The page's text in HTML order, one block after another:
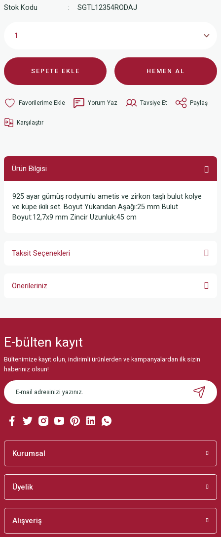
Stok Kodu
SGTL12354RODAJ
SEPETE EKLE HEMEN AL
Yorum Yaz Tavsiye Et Paylaş
Karşılaştır
Ürün Bilgisi
925 ayar gümüş rodyumlu ametis ve zirkon taşlı bulut kolye
ve küpe ikili set. Boyut Yukarıdan Aşağı:25 mm Bulut
Boyut:12,7x9 mm Zincir Uzunluk:45 cm
Taksit Seçenekleri
Önerileriniz
Görüş ve önerileriniz için teşekkür ederiz.
Ürün resmi kalitesiz, bozuk veya görüntülenemiyor.
Ürün açıklamasında eksik bilgiler bulunuyor.
Ürün bilgilerinde hatalar bulunuyor.
Bu ürüne benzer farklı alternatifler olmalı.
E-bülten kayıt
Bültenimize kayıt olun, indirimli ürünlerden ve kampanyalardan ilk sizin
haberiniz olsun!
Kurumsal
Üyelik
Alışveriş